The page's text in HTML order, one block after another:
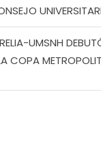
UMSNH
COPA